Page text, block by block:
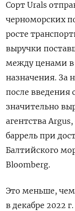
Сорт Urals
черноморских
росте
выручки
между ценами в
назначения. За
после введения
значительно
агентства
баррель при
Балтийского
Bloomberg.
Это меньше, чем
в декабре 2022